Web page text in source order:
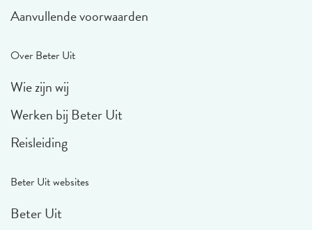
Aanvullende voorwaarden
Over Beter Uit
Wie zijn wij
Werken bij Beter Uit
Reisleiding
Beter Uit websites
Beter Uit